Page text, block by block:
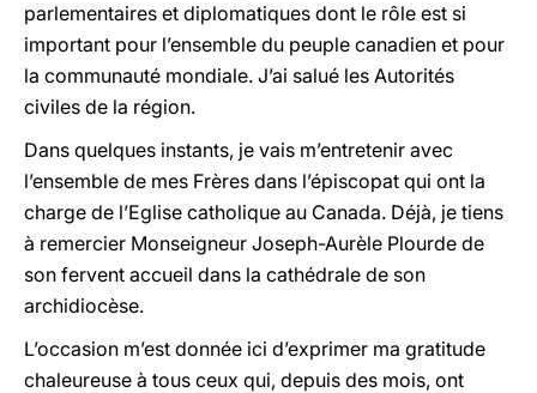
parlementaires et diplomatiques dont le rôle est si
important pour l’ensemble du peuple canadien et pour
la communauté mondiale. J’ai salué les Autorités
civiles de la région.
Dans quelques instants, je vais m’entretenir avec
l’ensemble de mes Frères dans l’épiscopat qui ont la
charge de l’Eglise catholique au Canada. Déjà, je tiens
à remercier Monseigneur Joseph-Aurèle Plourde de
son fervent accueil dans la cathédrale de son
archidiocèse.
L’occasion m’est donnée ici d’exprimer ma gratitude
chaleureuse à tous ceux qui, depuis des mois, ont